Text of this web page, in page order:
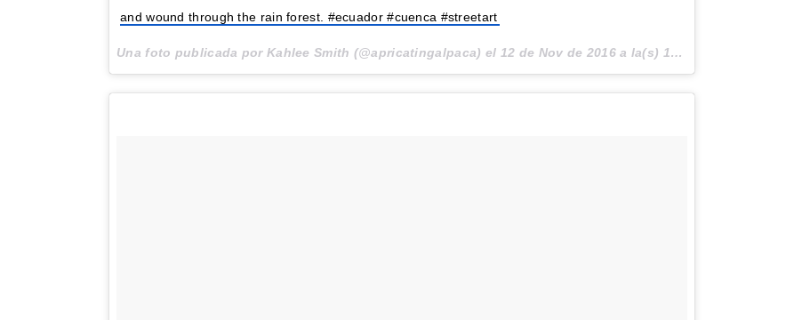
and wound through the rain forest. #ecuador #cuenca #streetart
Una foto publicada por Kahlee Smith (@apricatingalpaca) el 12 de Nov de 2016 a la(s) 1:54 PST